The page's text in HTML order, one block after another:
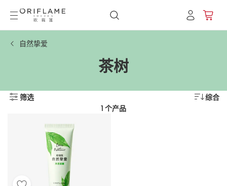
自然挚爱
茶树
筛选
综合
1 个产品